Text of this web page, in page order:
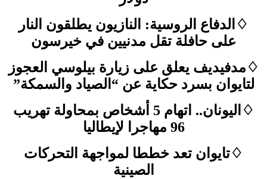
♢الدفاع الروسية: النازيون يطلقون النار
على حافلة تقل مدنيين في خيرسون
♢مدفيديف يعلق على زيارة بيلوسي العجوز
لتايوان بسرد حكاية عن “الصياد والسمكة”
♢اليونان.. اتهام 5 أشخاص بمحاولة تهريب
96 مهاجرا لإيطاليا
♢تايوان تعد خططا لمواجهة التحركات
الصينية